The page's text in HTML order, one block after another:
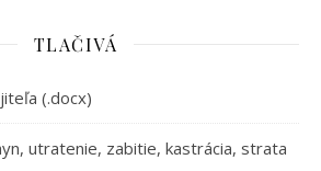
TLAČIVÁ
(.docx)
utratenie, zabitie, kastrácia, strata